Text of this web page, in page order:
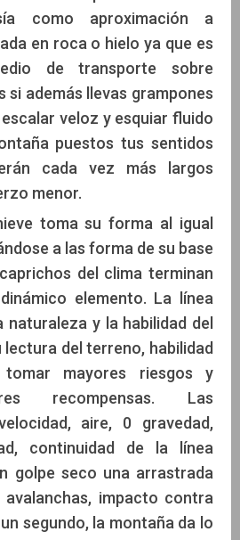
como aproximación a
en roca o hielo ya que es
de transporte sobre
si además llevas grampones
veloz y esquiar fluido
puestos tus sentidos
cada vez más largos
menor.
toma su forma al igual
a las forma de su base
del clima terminan
elemento. La línea
y la habilidad del
lectura del terreno, habilidad
mayores riesgos y
recompensas. Las
aire, 0 gravedad,
continuidad de la línea
golpe seco una arrastrada
impacto contra
segundo, la montaña da lo